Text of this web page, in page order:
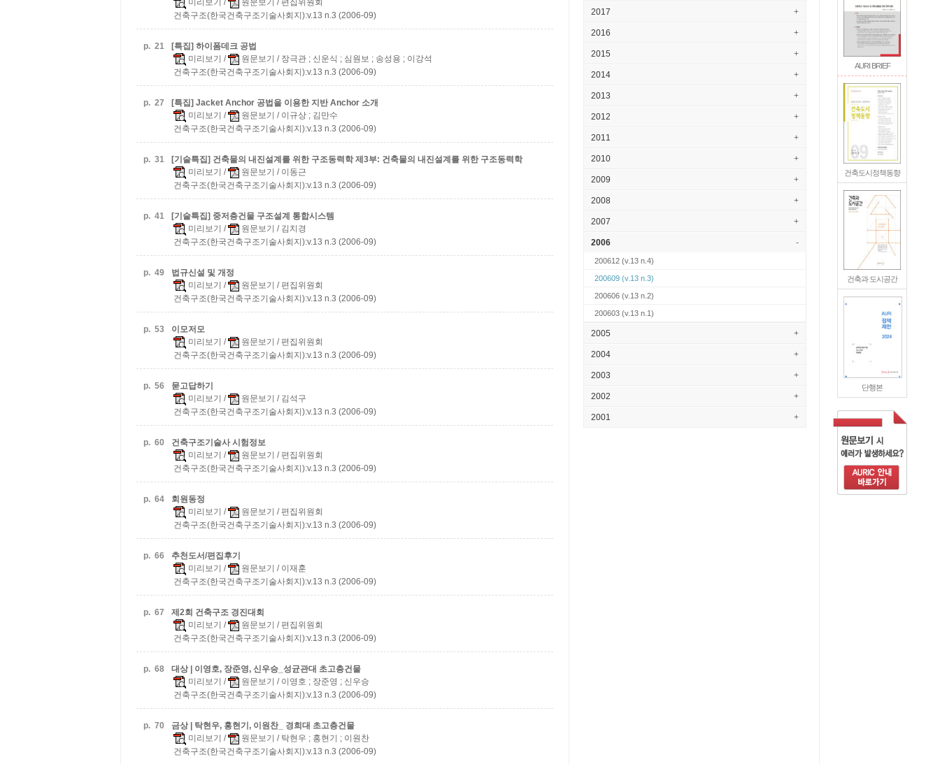
AURI BRIEF
건축도시정책동향
건축과 도시공간
단행본
미리보기 / 원문보기 / 편집위원회
건축구조(한국건축구조기술사회지):v.13 n.3 (2006-09)
p. 21
[특집] 하이폼데크 공법
미리보기 / 원문보기 / 장극관 ; 신운식 ; 심원보 ; 송성용 ; 이강석
건축구조(한국건축구조기술사회지):v.13 n.3 (2006-09)
p. 27
[특집] Jacket Anchor 공법을 이용한 지반 Anchor 소개
미리보기 / 원문보기 / 이규상 ; 김만수
건축구조(한국건축구조기술사회지):v.13 n.3 (2006-09)
p. 31 [기술특집] 건축물의 내진설계를 위한 구조동력학제3부: 건축물의 내진설계를 위한 구조동력학
미리보기 / 원문보기 / 이동근
건축구조(한국건축구조기술사회지):v.13 n.3 (2006-09)
p. 41
[기술특집] 중저층건물 구조설계 통합시스템
미리보기 / 원문보기 / 김치경
건축구조(한국건축구조기술사회지):v.13 n.3 (2006-09)
p. 49
법규신설 및 개정
미리보기 / 원문보기 / 편집위원회
건축구조(한국건축구조기술사회지):v.13 n.3 (2006-09)
p. 53
이모저모
미리보기 / 원문보기 / 편집위원회
건축구조(한국건축구조기술사회지):v.13 n.3 (2006-09)
p. 56
묻고답하기
미리보기 / 원문보기 / 김석구
건축구조(한국건축구조기술사회지):v.13 n.3 (2006-09)
p. 60
건축구조기술사 시험정보
미리보기 / 원문보기 / 편집위원회
건축구조(한국건축구조기술사회지):v.13 n.3 (2006-09)
p. 64
회원동정
미리보기 / 원문보기 / 편집위원회
건축구조(한국건축구조기술사회지):v.13 n.3 (2006-09)
p. 66
추천도서/편집후기
미리보기 / 원문보기 / 이재훈
건축구조(한국건축구조기술사회지):v.13 n.3 (2006-09)
p. 67
제2회 건축구조 경진대회
미리보기 / 원문보기 / 편집위원회
건축구조(한국건축구조기술사회지):v.13 n.3 (2006-09)
p. 68 대상 | 이영호, 장준영, 신우승_성균관대 초고층건물
미리보기 / 원문보기 / 이영호 ; 장준영 ; 신우승
건축구조(한국건축구조기술사회지):v.13 n.3 (2006-09)
p. 70 금상 | 탁현우, 홍현기, 이원찬_ 경희대 초고층건물
미리보기 / 원문보기 / 탁현우 ; 홍현기 ; 이원찬
건축구조(한국건축구조기술사회지):v.13 n.3 (2006-09)
2017 +
2016 +
2015 +
2014 +
2013 +
2012 +
2011 +
2010 +
2009 +
2008 +
2007 +
2006 -
200612 (v.13 n.4)
200609 (v.13 n.3)
200606 (v.13 n.2)
200603 (v.13 n.1)
2005 +
2004 +
2003 +
2002 +
2001 +